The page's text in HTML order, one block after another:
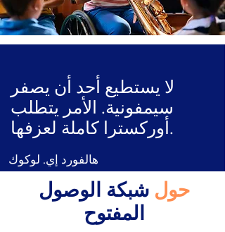
لا يستطيع أحد أن يصفر
سيمفونية. الأمر يتطلب
أوركسترا كاملة لعزفها.
هالفورد إي. لوكوك
حول شبكة الوصول
المفتوح